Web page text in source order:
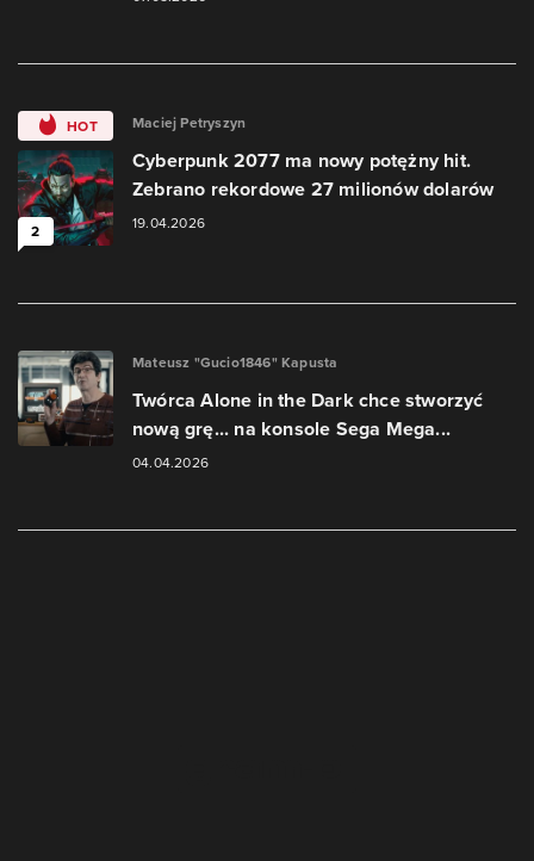
HOT
2
Maciej Petryszyn
Cyberpunk 2077 ma nowy potężny hit.
Zebrano rekordowe 27 milionów dolarów
19.04.2026
Mateusz "Gucio1846" Kapusta
Twórca Alone in the Dark chce stworzyć
nową grę... na konsole Sega Mega...
04.04.2026